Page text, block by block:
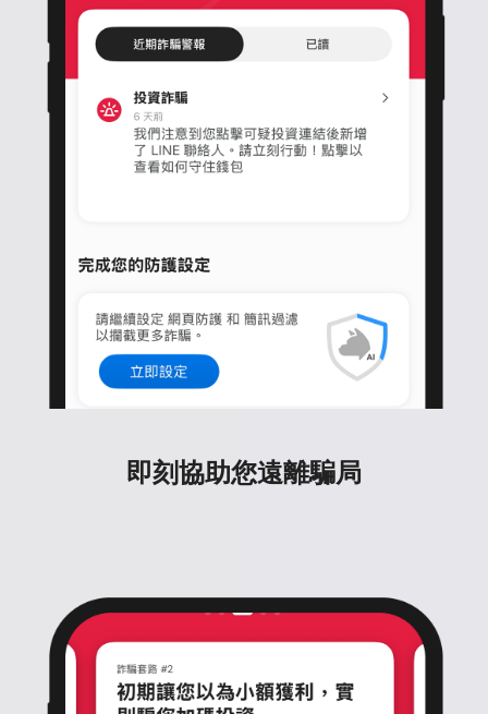
即刻協助您遠離騙局